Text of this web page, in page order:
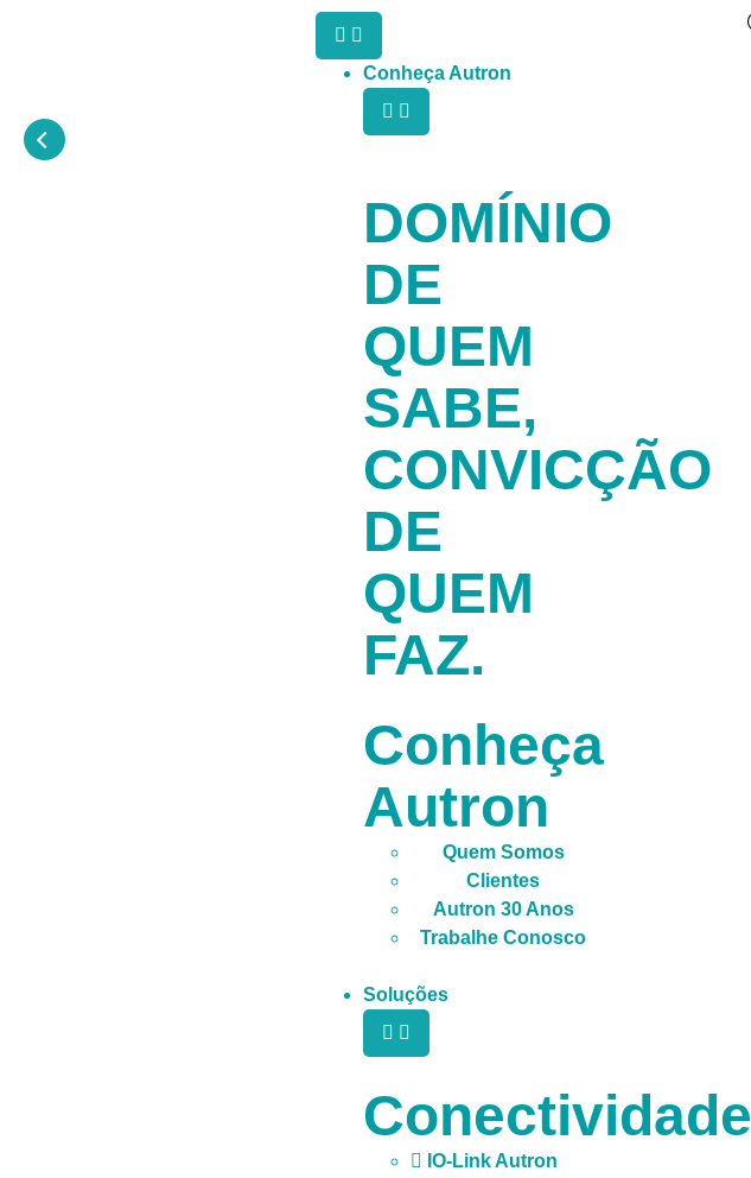
Conheça Autron
DOMÍNIO
DE
QUEM
SABE,
CONVICÇÃO
DE
QUEM
FAZ.
Conheça
Autron
Quem Somos
Clientes
Autron 30 Anos
Trabalhe Conosco
Soluções
Conectividade
IO-Link Autron